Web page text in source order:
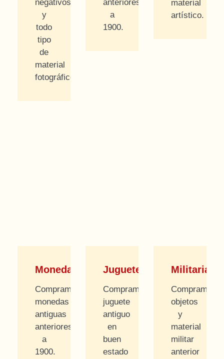
negativos
y
todo
tipo
de
material
fotográfico.
anteriores
a
1900.
material
artístico.
Monedas
Compramos
monedas
antiguas
anteriores
a
1900.
Juguetes
Compramos
juguete
antiguo
en
buen
estado
Militaria
Compramos
objetos
y
material
militar
anterior